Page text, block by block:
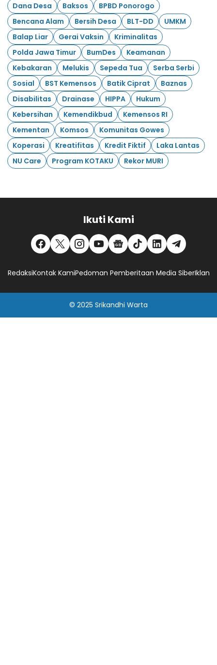
Dana Desa Baksos
BPBD Ponorogo
Bencana Alam
Bersih Desa BLT-DD
UMKM
Balap Liar
Gerai Vaksin
Kriminalitas
Polda Jawa Timur
BumDes
Keamanan
Kebakaran
Melukis Sepeda Tua
Serba Serbi
Sosial
BST Kemensos Batik Ciprat
Baznas
Disabilitas
Drainase HIPPA
Hukum
Kebersihan
Kemendikbud
Kemensos RI
Kementan
Komsos
Komunitas Gowes
Koperasi
Kreatifitas Kredit Fiktif
Laka Lantas
NU Care
Program KOTAKU Rekor MURI
Ikuti Kami
RedaksiKontak KamiPedoman Pemberitaan Media SiberIklan
© 2025 Srikandhi Warta